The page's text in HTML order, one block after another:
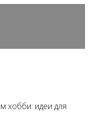
хобби: идеи для